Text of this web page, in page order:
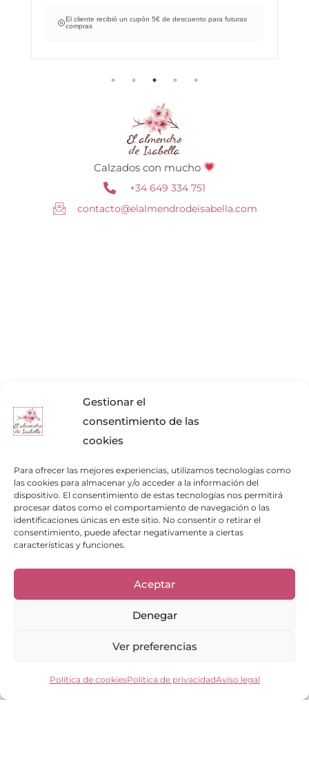
Gestionar el
consentimiento de las
cookies
Para ofrecer las mejores experiencias, utilizamos tecnologías como
las cookies para almacenar y/o acceder a la información del
dispositivo. El consentimiento de estas tecnologías nos permitirá
procesar datos como el comportamiento de navegación o las
identificaciones únicas en este sitio. No consentir o retirar el
consentimiento, puede afectar negativamente a ciertas
características y funciones.
Aceptar
Denegar
Ver preferencias
Política de cookiesPolítica de privacidadAviso legal
El cliente recibió un cupón 5€ de descuento para futuras
compras
Calzados con mucho
+34 649 334 751
contacto@elalmendrodeisabella.com
Enlaces de interés
Bienvenid@
Cuidados del calzado
Cuidados del bolso
Contacto
Mi cuenta
Preguntas frecuentes